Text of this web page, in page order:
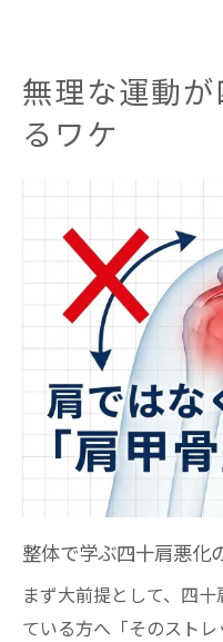
無理な運動
るワケ
整体で学ぶ四十肩悪化
まず大前提として、四
ている方へ「そのストレ